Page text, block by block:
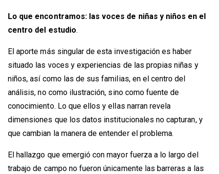
Lo que encontramos: las voces de niñas y niños en el
centro del estudio.
El aporte más singular de esta investigación es haber
situado las voces y experiencias de las propias niñas y
niños, así como las de sus familias, en el centro del
análisis, no como ilustración, sino como fuente de
conocimiento. Lo que ellos y ellas narran revela
dimensiones que los datos institucionales no capturan, y
que cambian la manera de entender el problema.
El hallazgo que emergió con mayor fuerza a lo largo del
trabajo de campo no fueron únicamente las barreras a las